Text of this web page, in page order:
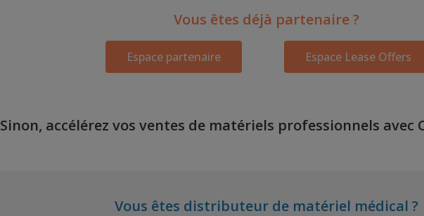
Vous êtes déjà partenaire ?
Espace partenaire Espace Lease Offers
Sinon, accélérez vos ventes de matériels professionnels avec
Vous êtes distributeur de matériel médical ?